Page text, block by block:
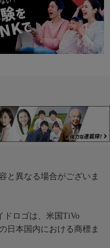
と異なる場合がございま
ドロゴは、米国TiVo
日本国内における商標ま